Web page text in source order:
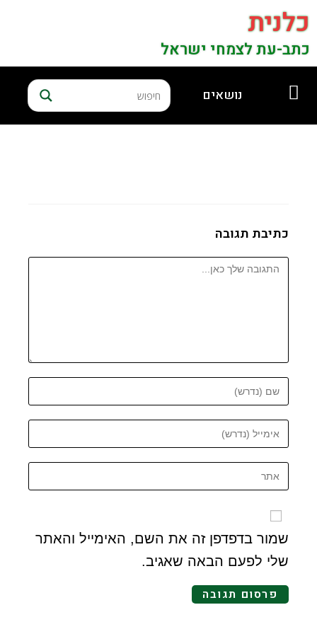
כלנית
כתב-עת לצמחי ישראל
נושאים
כתיבת תגובה
שמור בדפדפן זה את השם, האימייל והאתר
שלי לפעם הבאה שאגיב.